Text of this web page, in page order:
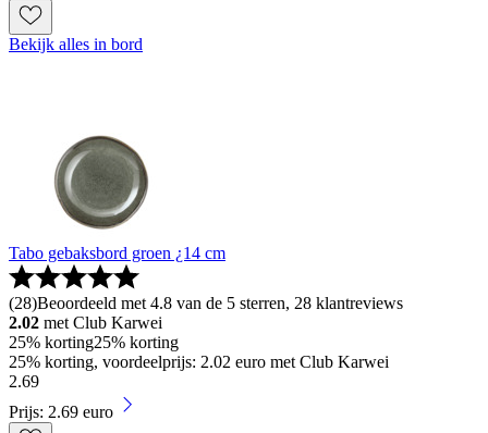
Bekijk alles in bord
Tabo gebaksbord groen ¿14 cm
(28)Beoordeeld met 4.8 van de 5 sterren, 28 klantreviews
2.02 met Club Karwei
25% korting25% korting
25% korting, voordeelprijs: 2.02 euro met Club Karwei
2.69
Prijs: 2.69 euro